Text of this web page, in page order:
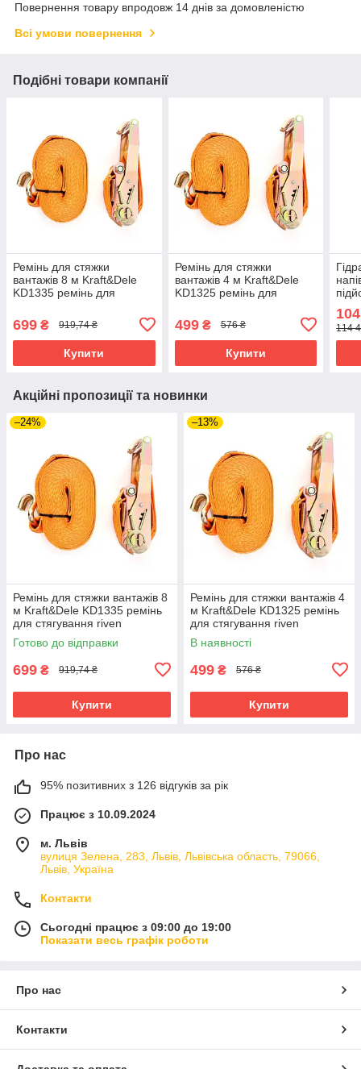
Повернення товару впродовж 14 днів за домовленістю
Всі умови повернення
Подібні товари компанії
Ремінь для стяжки
вантажів 8 м Kraft&Dele
KD1335 ремінь для
699 ₴ 919,74 ₴
Купити
Ремінь для стяжки
вантажів 4 м Kraft&Dele
KD1325 ремінь для
499₴ 576 ₴
Купити
riven
114
Акційні пропозиції та новинки
–24%
Ремінь для стяжки вантажів 8
м Kraft&Dele KD1335 ремінь
для стягування riven
Готово до відправки
699 ₴ 919,74 ₴
Купити
–13%
Ремінь для стяжки вантажів 4
м Kraft&Dele KD1325 ремінь
для стягування riven
В наявності
499 ₴ 576 ₴
Купити
Про нас
95% позитивних з 126 відгуків за рік
Працює з 10.09.2024
м. Львів
вулиця Зелена, 283, Львів, Львівська область, 79066,
Львів, Україна
Контакти
Сьогодні працює з 09:00 до 19:00
Показати весь графік роботи
Про нас
Контакти